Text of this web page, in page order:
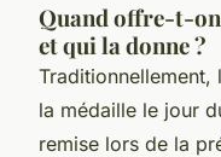
Quand offre-t-on
et qui la donne ?
Traditionnellement,
la médaille le jour
remise lors de la